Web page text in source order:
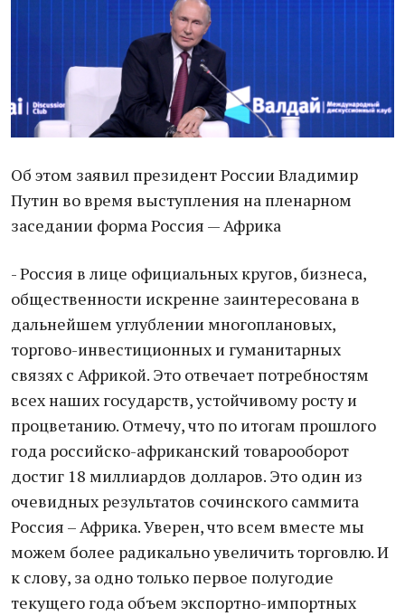
Об этом заявил президент России Владимир
Путин во время выступления на пленарном
заседании форма Россия — Африка
- Россия в лице официальных кругов, бизнеса,
общественности искренне заинтересована в
дальнейшем углублении многоплановых,
торгово-инвестиционных и гуманитарных
связях с Африкой. Это отвечает потребностям
всех наших государств, устойчивому росту и
процветанию. Отмечу, что по итогам прошлого
года российско-африканский товарооборот
достиг 18 миллиардов долларов. Это один из
очевидных результатов сочинского саммита
Россия – Африка. Уверен, что всем вместе мы
можем более радикально увеличить торговлю. И
к слову, за одно только первое полугодие
текущего года объем экспортно-импортных